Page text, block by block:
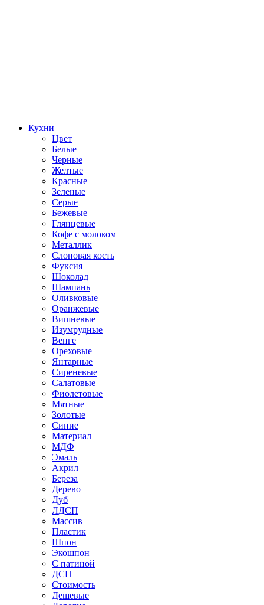
Кухни
Цвет
Белые
Черные
Желтые
Красные
Зеленые
Серые
Бежевые
Глянцевые
Кофе с молоком
Металлик
Слоновая кость
Фуксия
Шоколад
Шампань
Оливковые
Оранжевые
Вишневые
Изумрудные
Венге
Ореховые
Янтарные
Сиреневые
Салатовые
Фиолетовые
Мятные
Золотые
Синие
Материал
МДФ
Эмаль
Акрил
Береза
Дерево
Дуб
ЛДСП
Массив
Пластик
Шпон
Экошпон
С патиной
ДСП
Стоимость
Дешевые